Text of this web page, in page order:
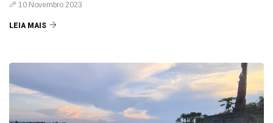
10 Novembro 2023
LEIA MAIS